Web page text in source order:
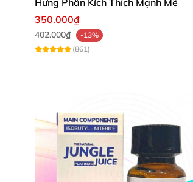
Hưng Phấn Kích Thích Mạnh Mẽ
350.000₫
402.000₫
-13%
(861)